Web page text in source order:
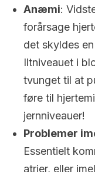
Anæmi:
forårsage
det skyldes
Iltniveauet i
tvunget til at
føre til
jernniveauer!
Problemer
Essentielt
atrier, eller